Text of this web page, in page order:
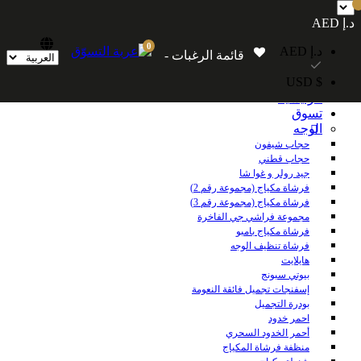
درهمًا إماراتيًا. شحن مجاني عالميًا للطلبات التي تزيد قيمتها عن 600 درهم إماراتي.
تسوق
الوجه
حجاب شيفون
حجاب قطني
جيد رولر و غوا شا
فرشاة مكياج (مجموعة رقم 2)
فرشاة مكياج (مجموعة رقم 3)
مجموعة فراشي جي الفاخرة
فرشاة مكياج بامبو
فرشاة تنظيف الوجه
هايلايت
بيوتي سبونج
إسفنجات تجميل فائقة النعومة
بودرة التجميل
احمر خدود
أحمر الخدود السحري
منظفة فرشاة المكياج
د.إ AED
د.إ AED
$ USD
قائمة الرغبات -
0